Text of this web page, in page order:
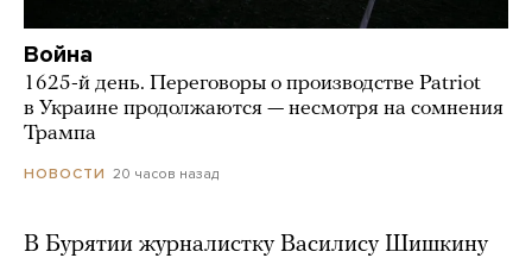
Война
1625-й день. Переговоры о производстве Patriot
в Украине продолжаются — несмотря на сомнения
Трампа
НОВОСТИ 20 часов назад
В Бурятии журналистку Василису Шишкину